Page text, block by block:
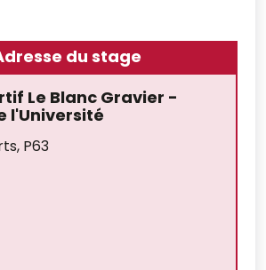
du stage
Le Blanc Gravier -
l'Université
P63